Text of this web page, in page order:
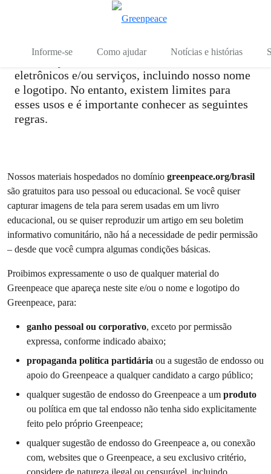
Informe-se Como ajudar Notícias e histórias
Direitos autorais
O Greenpeace Brasil incentiva a reprodução e
distribuição de nossos materiais, produtos
eletrônicos e/ou serviços, incluindo nosso nome
e logotipo. No entanto, existem limites para
esses usos e é importante conhecer as seguintes
regras.
Nossos materiais hospedados no domínio greenpeace.org/brasil
são gratuitos para uso pessoal ou educacional. Se você quiser
capturar imagens de tela para serem usadas em um livro
educacional, ou se quiser reproduzir um artigo em seu boletim
informativo comunitário, não há a necessidade de pedir permissão
– desde que você cumpra algumas condições básicas.
Proibimos expressamente o uso de qualquer material do
Greenpeace que apareça neste site e/ou o nome e logotipo do
Greenpeace, para:
ganho pessoal ou corporativo, exceto por permissão
expressa, conforme indicado abaixo;
propaganda política partidária ou a sugestão de endosso ou
apoio do Greenpeace a qualquer candidato a cargo público;
qualquer sugestão de endosso do Greenpeace a um produto
ou política em que tal endosso não tenha sido explicitamente
feito pelo próprio Greenpeace;
qualquer sugestão de endosso do Greenpeace a, ou conexão
com, websites que o Greenpeace, a seu exclusivo critério,